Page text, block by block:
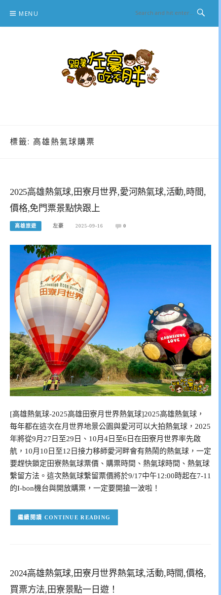
content
MENU
標籤: 高雄熱氣球購票
2025高雄熱氣球,田寮月世界,愛河熱氣球,活動,時間,
價格,免門票景點快跟上
高雄旅遊 左豪 2025-09-16 0
[高雄熱氣球-2025高雄田寮月世界熱氣球]2025高雄熱氣球，
每年都在這次在月世界地景公園與愛河可以大拍熱氣球，2025
年將從9月27日至29日、10月4日至6日在田寮月世界率先啟
航，10月10日至12日接力移師愛河畔會有熱鬧的熱氣球，一定
要趕快鎖定田寮熱氣球票價、購票時間、熱氣球時間、熱氣球
繫留方法。這次熱氣球繫留票價將於9/17中午12:00時起在7-11
的I-bon機台與開放購票，一定要開搶一波啦！
CONTINUE READING
2024高雄熱氣球,田寮月世界熱氣球,活動,時間,價格,
買票方法,田寮景點一日遊！